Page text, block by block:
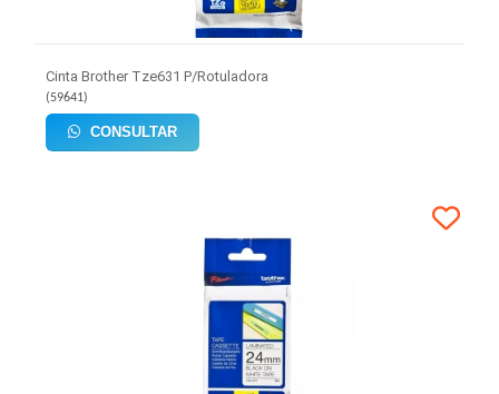
Cinta Brother Tze631 P/Rotuladora
(59641)
CONSULTAR